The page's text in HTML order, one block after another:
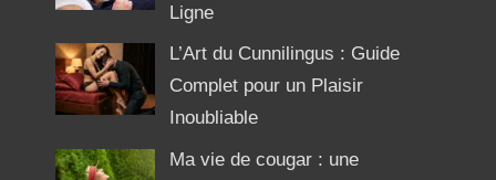
Ligne
L’Art du Cunnilingus : Guide
Complet pour un Plaisir
Inoubliable
Ma vie de cougar : une